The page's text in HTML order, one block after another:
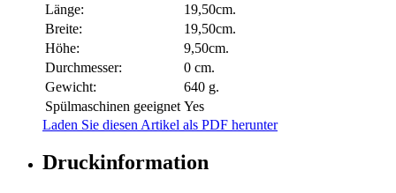
Länge:
19,50cm.
Breite:
19,50cm.
Höhe:
9,50cm.
Durchmesser:
0 cm.
Gewicht:
640 g.
Spülmaschinen geeignet Yes
Laden Sie diesen Artikel als PDF herunter
Druckinformation